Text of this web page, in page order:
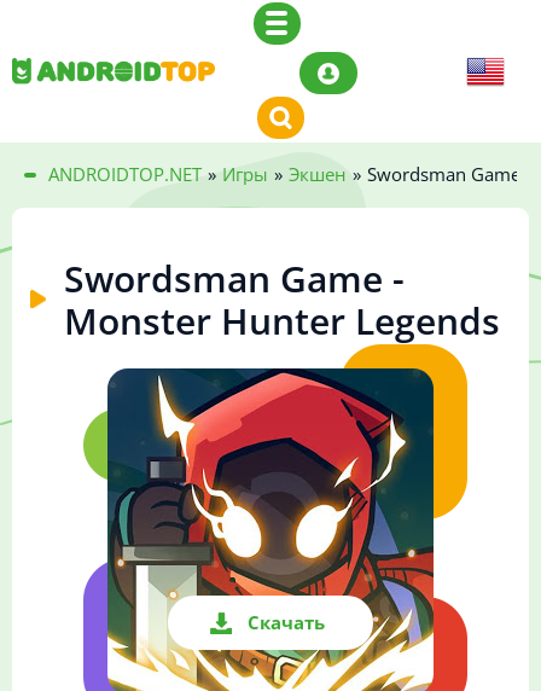
ANDROIDTOP.NET » Игры » Экшен » Swordsman Game -
Swordsman Game -
Monster Hunter Legends
Скачать